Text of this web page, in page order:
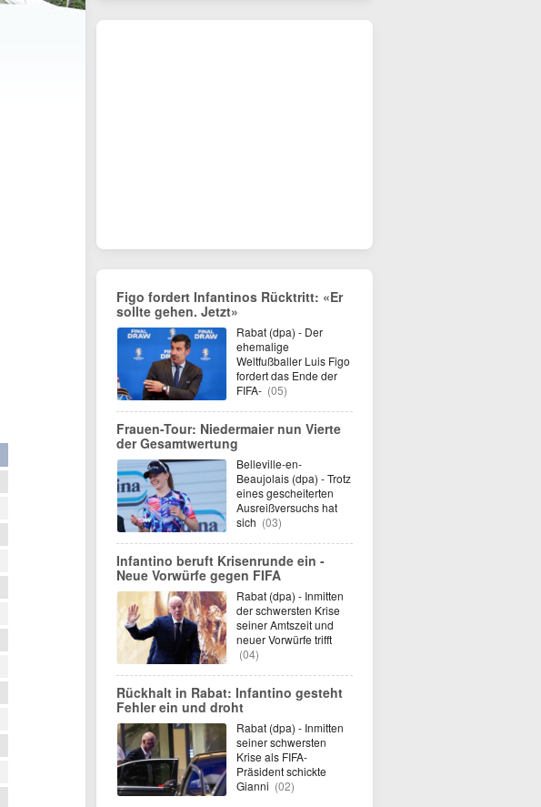
Figo fordert Infantinos Rücktritt: «Er
sollte gehen. Jetzt»
Rabat (dpa) - Der
ehemalige
Weltfußballer Luis Figo
fordert das Ende der
FIFA- (05)
Frauen-Tour: Niedermaier nun Vierte
der Gesamtwertung
Belleville-en-
Beaujolais (dpa) - Trotz
eines gescheiterten
Ausreißversuchs hat
sich (03)
Infantino beruft Krisenrunde ein -
Neue Vorwürfe gegen FIFA
Rabat (dpa) - Inmitten
der schwersten Krise
seiner Amtszeit und
neuer Vorwürfe trifft
(04)
Rückhalt in Rabat: Infantino gesteht
Fehler ein und droht
Rabat (dpa) - Inmitten
seiner schwersten
Krise als FIFA-
Präsident schickte
Gianni (02)